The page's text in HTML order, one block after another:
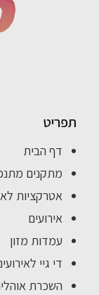
תפריט
דף הבית
מתקנים
אטרקציות
אירועים
עמדות מזון
די גיי
השכרת